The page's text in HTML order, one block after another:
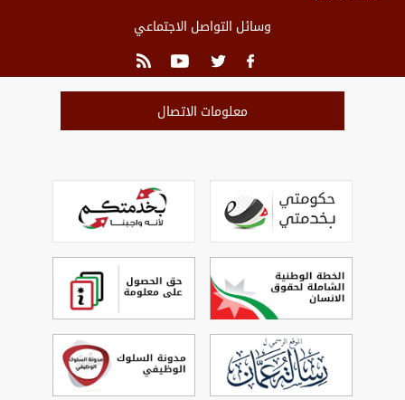
وسائل التواصل الاجتماعي
معلومات الاتصال